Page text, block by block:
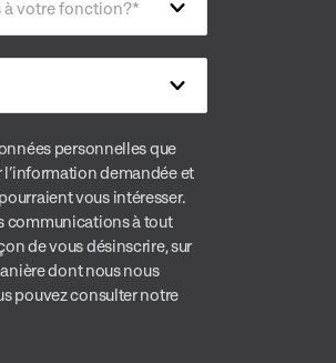
à votre fonction?*
personnelles que
demandée et
vous intéresser.
communications à tout
de vous désinscrire, sur
dont nous nous
pouvez consulter notre